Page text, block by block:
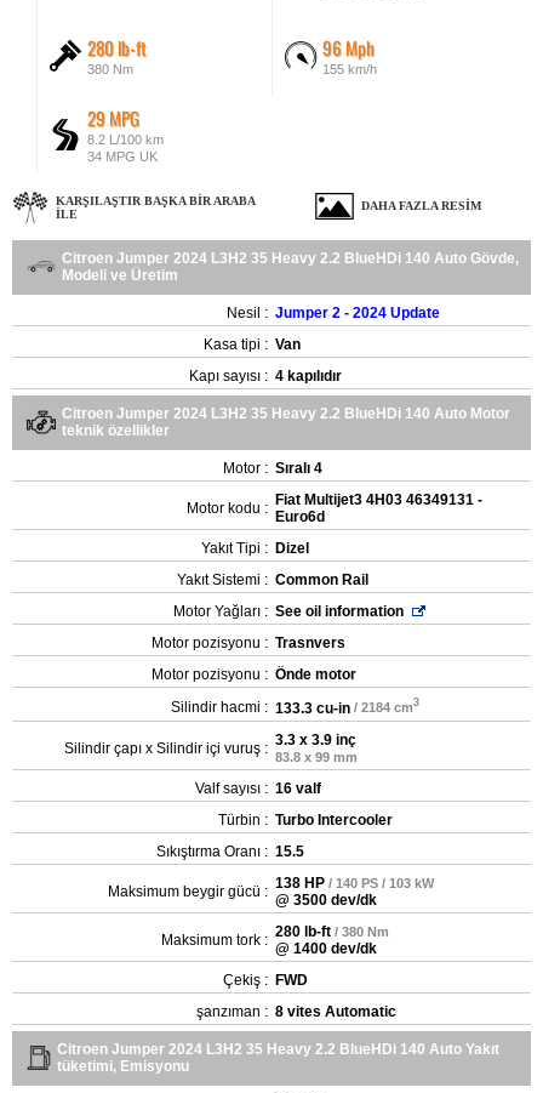
280 lb-ft
380 Nm
96 Mph
155 km/h
29 MPG
8.2 L/100 km
34 MPG UK
KARŞILAŞTIR BAŞKA BIR ARABA
ILE
DAHA FAZLA RESIM
Citroen Jumper 2024 L3H2 35 Heavy 2.2 BlueHDi 140 Auto Gövde,
Modeli ve Üretim
Nesil : Jumper 2 - 2024 Update
Kasa tipi : Van
Kapı sayısı : 4 kapılıdır
Citroen Jumper 2024 L3H2 35 Heavy 2.2 BlueHDi 140 Auto Motor
teknik özellikler
Motor : Sıralı 4
Motor kodu : Fiat Multijet3 4H03 46349131 -
Euro6d
Yakıt Tipi : Dizel
Yakıt Sistemi : Common Rail
Motor Yağları : See oil information
Motor pozisyonu : Trasnvers
Motor pozisyonu : Önde motor
Silindir hacmi : 133.3 cu-in / 2184 cm3
Silindir çapı x Silindir içi vuruş : 3.3 x 3.9 inç
83.8 x 99 mm
Valf sayısı : 16 valf
Türbin : Turbo Intercooler
Sıkıştırma Oranı : 15.5
Maksimum beygir gücü : 138 HP / 140 PS / 103 kW
@ 3500 dev/dk
Maksimum tork : 280 lb-ft / 380 Nm
@ 1400 dev/dk
Çekiş : FWD
şanzıman : 8 vites Automatic
Citroen Jumper 2024 L3H2 35 Heavy 2.2 BlueHDi 140 Auto Yakıt
tüketimi, Emisyonu